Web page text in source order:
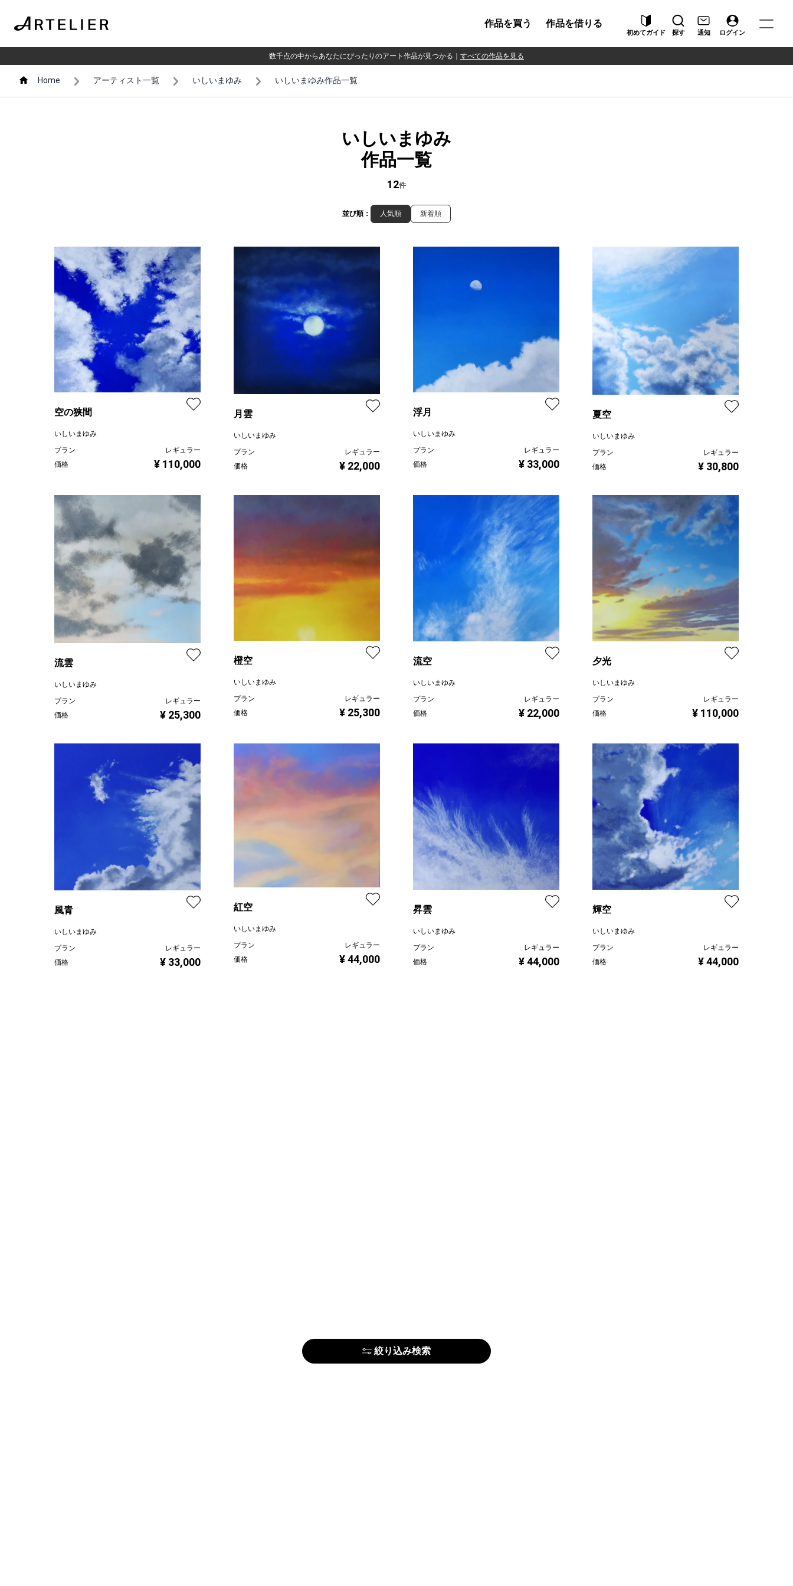
作品を買う 作品を借りる
初めてガイド 探す 通知 ログイン
数千点の中からあなたにぴったりのアート作品が見つかる すべての作品を見る
Home アーティスト一覧 いしいまゆみ いしいまゆみ作品一覧
いしいまゆみ
作品一覧
12件
並び順： 人気順 新着順
空の狭間
いしいまゆみ
プラン
レギュラー
価格
¥ 110,000
月雲
いしいまゆみ
プラン
レギュラー
価格
¥ 22,000
浮月
いしいまゆみ
プラン
レギュラー
価格
¥ 33,000
夏空
いしいまゆみ
プラン
レギュラー
価格
¥ 30,800
流雲
いしいまゆみ
プラン
レギュラー
価格
¥ 25,300
橙空
いしいまゆみ
プラン
レギュラー
価格
¥ 25,300
流空
いしいまゆみ
プラン
レギュラー
価格
¥ 22,000
夕光
いしいまゆみ
プラン
レギュラー
価格
¥ 110,000
風青
いしいまゆみ
プラン
レギュラー
価格
¥ 33,000
紅空
いしいまゆみ
プラン
レギュラー
価格
¥ 44,000
昇雲
いしいまゆみ
プラン
レギュラー
価格
¥ 44,000
輝空
いしいまゆみ
プラン
レギュラー
価格
¥ 44,000
絞り込み検索